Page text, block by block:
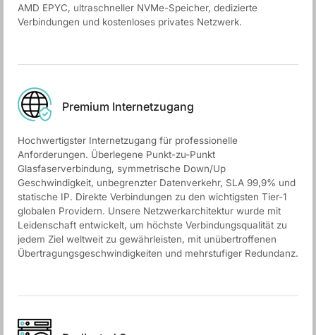
AMD EPYC, ultraschneller NVMe-Speicher, dedizierte
Verbindungen und kostenloses privates Netzwerk.
Premium Internetzugang
Hochwertigster Internetzugang für professionelle
Anforderungen. Überlegene Punkt-zu-Punkt
Glasfaserverbindung, symmetrische Down/Up
Geschwindigkeit, unbegrenzter Datenverkehr, SLA 99,9% und
statische IP. Direkte Verbindungen zu den wichtigsten Tier-1
globalen Providern. Unsere Netzwerkarchitektur wurde mit
Leidenschaft entwickelt, um höchste Verbindungsqualität zu
jedem Ziel weltweit zu gewährleisten, mit unübertroffenen
Übertragungsgeschwindigkeiten und mehrstufiger Redundanz.